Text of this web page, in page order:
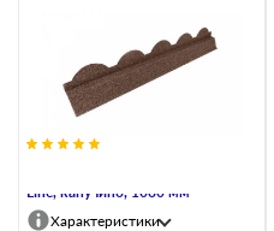
Line, капучино, 1080 мм
Характеристики